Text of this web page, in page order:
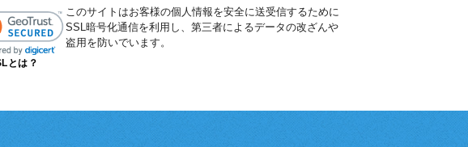
とは？
このサイトはお客様の個人情報を安全に送受信するために
SSL暗号化通信を利用し、第三者によるデータの改ざんや
盗用を防いでいます。